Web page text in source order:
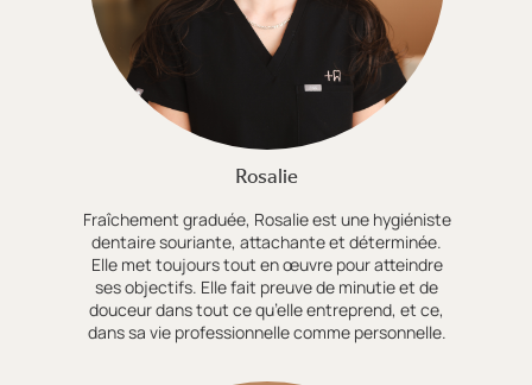
Rosalie
Fraîchement graduée, Rosalie est une hygiéniste
dentaire souriante, attachante et déterminée.
Elle met toujours tout en œuvre pour atteindre
ses objectifs. Elle fait preuve de minutie et de
douceur dans tout ce qu’elle entreprend, et ce,
dans sa vie professionnelle comme personnelle.